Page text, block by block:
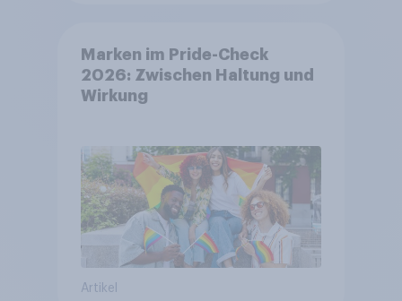
Marken im Pride-Check
2026: Zwischen Haltung und
Wirkung
Artikel